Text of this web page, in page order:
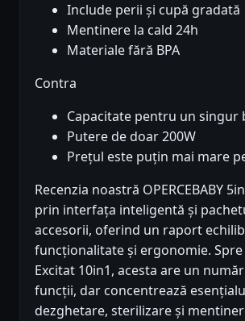
Include perii și cupă gradată
Mentinere la cald 24h
Materiale fără BPA
Contra
Capacitate pentru un singur
Putere de doar 200W
Prețul este puțin mai mare
Recenzia noastră OPERCEBABY
prin interfața inteligentă și
accesorii, oferind un raport
funcționalitate și ergonomie.
Excitat 10in1, acesta are un
funcții, dar concentrează
dezghetare, sterilizare și